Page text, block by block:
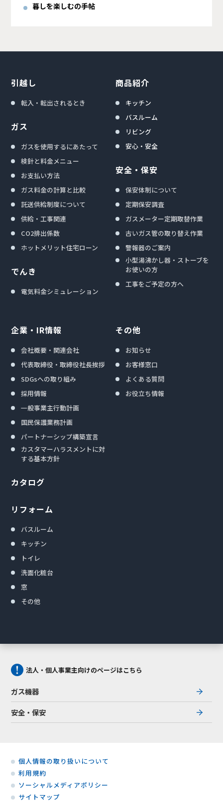
暮しを楽しむの手帖
引越し
転入・転出されるとき
ガス
ガスを使用するにあたって
検針と料金メニュー
お支払い方法
ガス料金の計算と比較
託送供給制度について
供給・工事関連
CO2排出係数
ホットメリット住宅ローン
でんき
電気料金シミュレーション
商品紹介
キッチン
バスルーム
リビング
安心・安全
安全・保安
保安体制について
定期保安調査
ガスメーター定期取替作業
古いガス管の取り替え作業
警報器のご案内
小型湯沸かし器・ストーブを
お使いの方
工事をご予定の方へ
企業・IR情報
会社概要・関連会社
代表取締役・取締役社長挨拶
SDGsへの取り組み
採用情報
一般事業主行動計画
国民保護業務計画
パートナーシップ構築宣言
カスタマーハラスメントに対
する基本方針
カタログ
リフォーム
バスルーム
キッチン
トイレ
洗面化粧台
窓
その他
その他
お知らせ
お客様窓口
よくある質問
お役立ち情報
法人・個人事業主向けのページはこちら
ガス機器
安全・保安
個人情報の取り扱いについて
利用規約
ソーシャルメディアポリシー
サイトマップ